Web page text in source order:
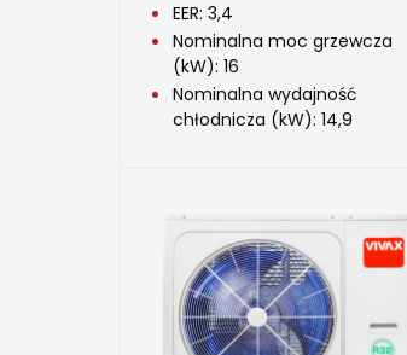
EER: 3,4
Nominalna moc grzewcza
(kW): 16
Nominalna wydajność
chłodnicza (kW): 14,9